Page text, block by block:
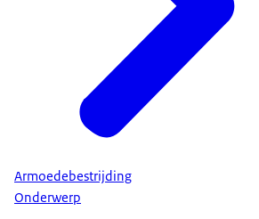
Armoedebestrijding
Onderwerp